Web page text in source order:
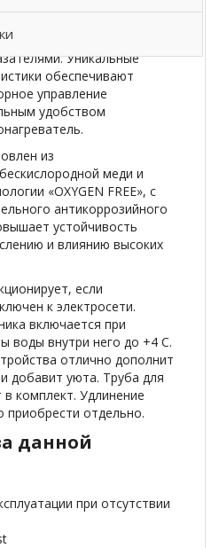
с комфортными
Уникальные
обеспечивают
управление
удобством
из
меди и
«OXYGEN FREE», с
антикоррозийного
устойчивость
и влиянию высоких
если
к электросети.
включается при
воды внутри него до +4 С.
отлично дополнит
добавит уюта. Труба для
комплект. Удлинение
отдельно.
данной
при отсутствии